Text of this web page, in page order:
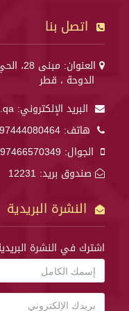
اتصل بنا
العنوان: مبنى 28، الحي الثقافي (كتارا)،
الدوحة ، قطر
البريد الإلكتروني:
هاتف:
الجوال:
صندوق بريد: 12231
النشرة البريدية
اشترك في النشرة